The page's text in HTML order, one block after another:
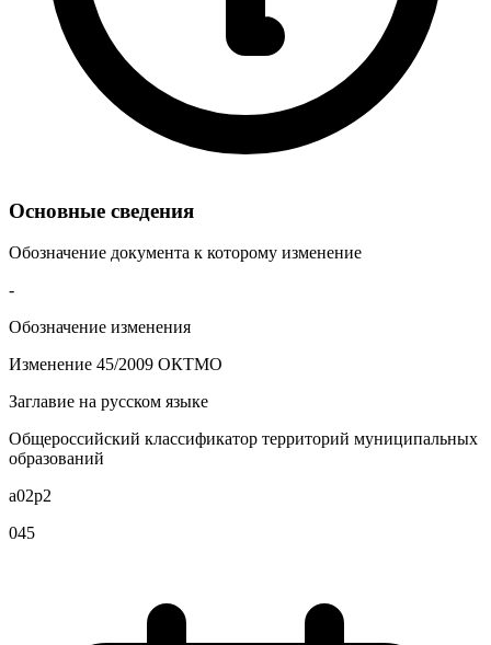
Основные сведения
Обозначение документа к которому изменение
-
Обозначение изменения
Изменение 45/2009 ОКТМО
Заглавие на русском языке
Общероссийский классификатор территорий муниципальных
образований
a02p2
045